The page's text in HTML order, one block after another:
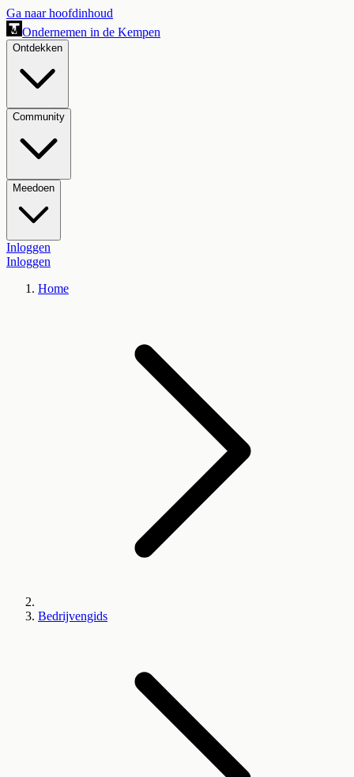
Ga naar hoofdinhoud
Ondernemen in de Kempen
Ontdekken
Community
Meedoen
Inloggen
Inloggen
Home
Bedrijvengids